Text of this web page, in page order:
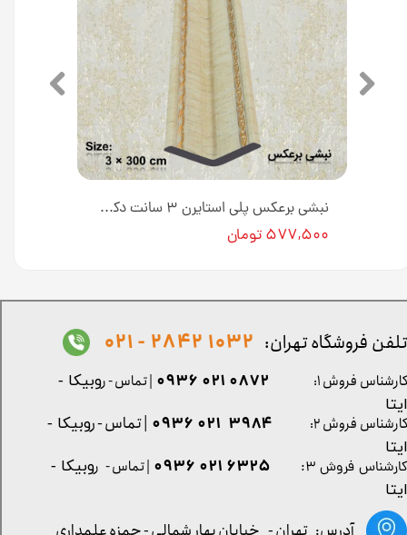
نبشی برعکس پلی استایرن ۳ سانت دکوراتیو کد L35-1 طول ۳ متر [انبار تهران]
۵۷۷,۵۰۰ تومان
کارشناس فروش ۳: ۶۳۲۵ ۰۲۱ ۰۹۳۶ | تماس - روبیکا -
ایتا
تلفن فروشگاه تهران: 1032 2842 - 021
کارشناس فروش ۱: 0872 021 0936 | تماس - روبیکا -
ایتا
کارشناس فروش ۲:
۳۹۸۴ ۰۲۱ ۰۹۳۶ | تماس - روبیکا -
ایتا